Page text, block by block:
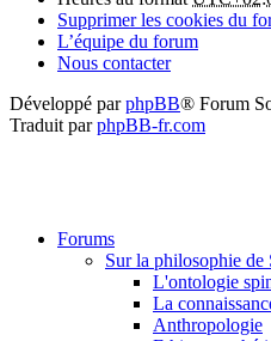
Supprimer les cookies du
L’équipe du forum
Nous contacter
Développé parphpBB® Forum
Traduit parphpBB-fr.com
Forums
Sur la philosophie de
L'ontologie
La
Anthropologie